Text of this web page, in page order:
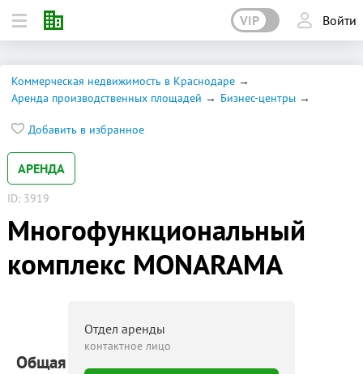
VIP Войти
Коммерческая недвижимость в Краснодаре
Аренда производственных площадей
Бизнес-центры
Добавить в избранное
АРЕНДА
ID: 3919
Многофункциональный
комплекс MONARAMA
Отдел аренды
контактное лицо
Общая площадь: 640 000 м²